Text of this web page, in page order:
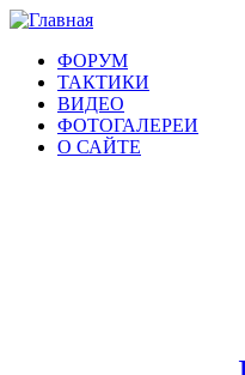
ФОРУМ
ТАКТИКИ
ВИДЕО
ФОТОГАЛЕРЕИ
О САЙТЕ